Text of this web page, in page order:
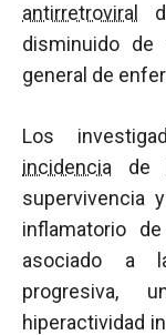
antirretroviral
disminuido de
general de
Los
incidencia de
supervivencia
inflamatorio
asociado a
progresiva,
hiperactividad